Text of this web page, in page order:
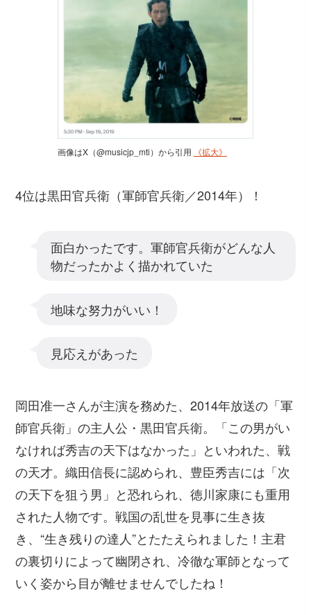
画像はX（@musicjp_mti）から引用 《拡大》
4位は黒田官兵衛（軍師官兵衛／2014年）！
面白かったです。軍師官兵衛がどんな人
物だったかよく描かれていた
地味な努力がいい！
見応えがあった
岡田准一さんが主演を務めた、2014年放送の「軍
師官兵衛」の主人公・黒田官兵衛。「この男がい
なければ秀吉の天下はなかった」といわれた、戦
の天才。織田信長に認められ、豊臣秀吉には「次
の天下を狙う男」と恐れられ、徳川家康にも重用
された人物です。戦国の乱世を見事に生き抜
き、“生き残りの達人”とたたえられました！主君
の裏切りによって幽閉され、冷徹な軍師となって
いく姿から目が離せませんでしたね！